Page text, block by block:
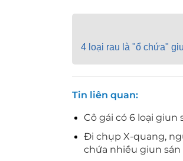
4 loại rau là "ổ chứa"
Tin liên quan
Cô gái có 6 loại
Đi chụp X-quang,
chứa nhiều giun sán